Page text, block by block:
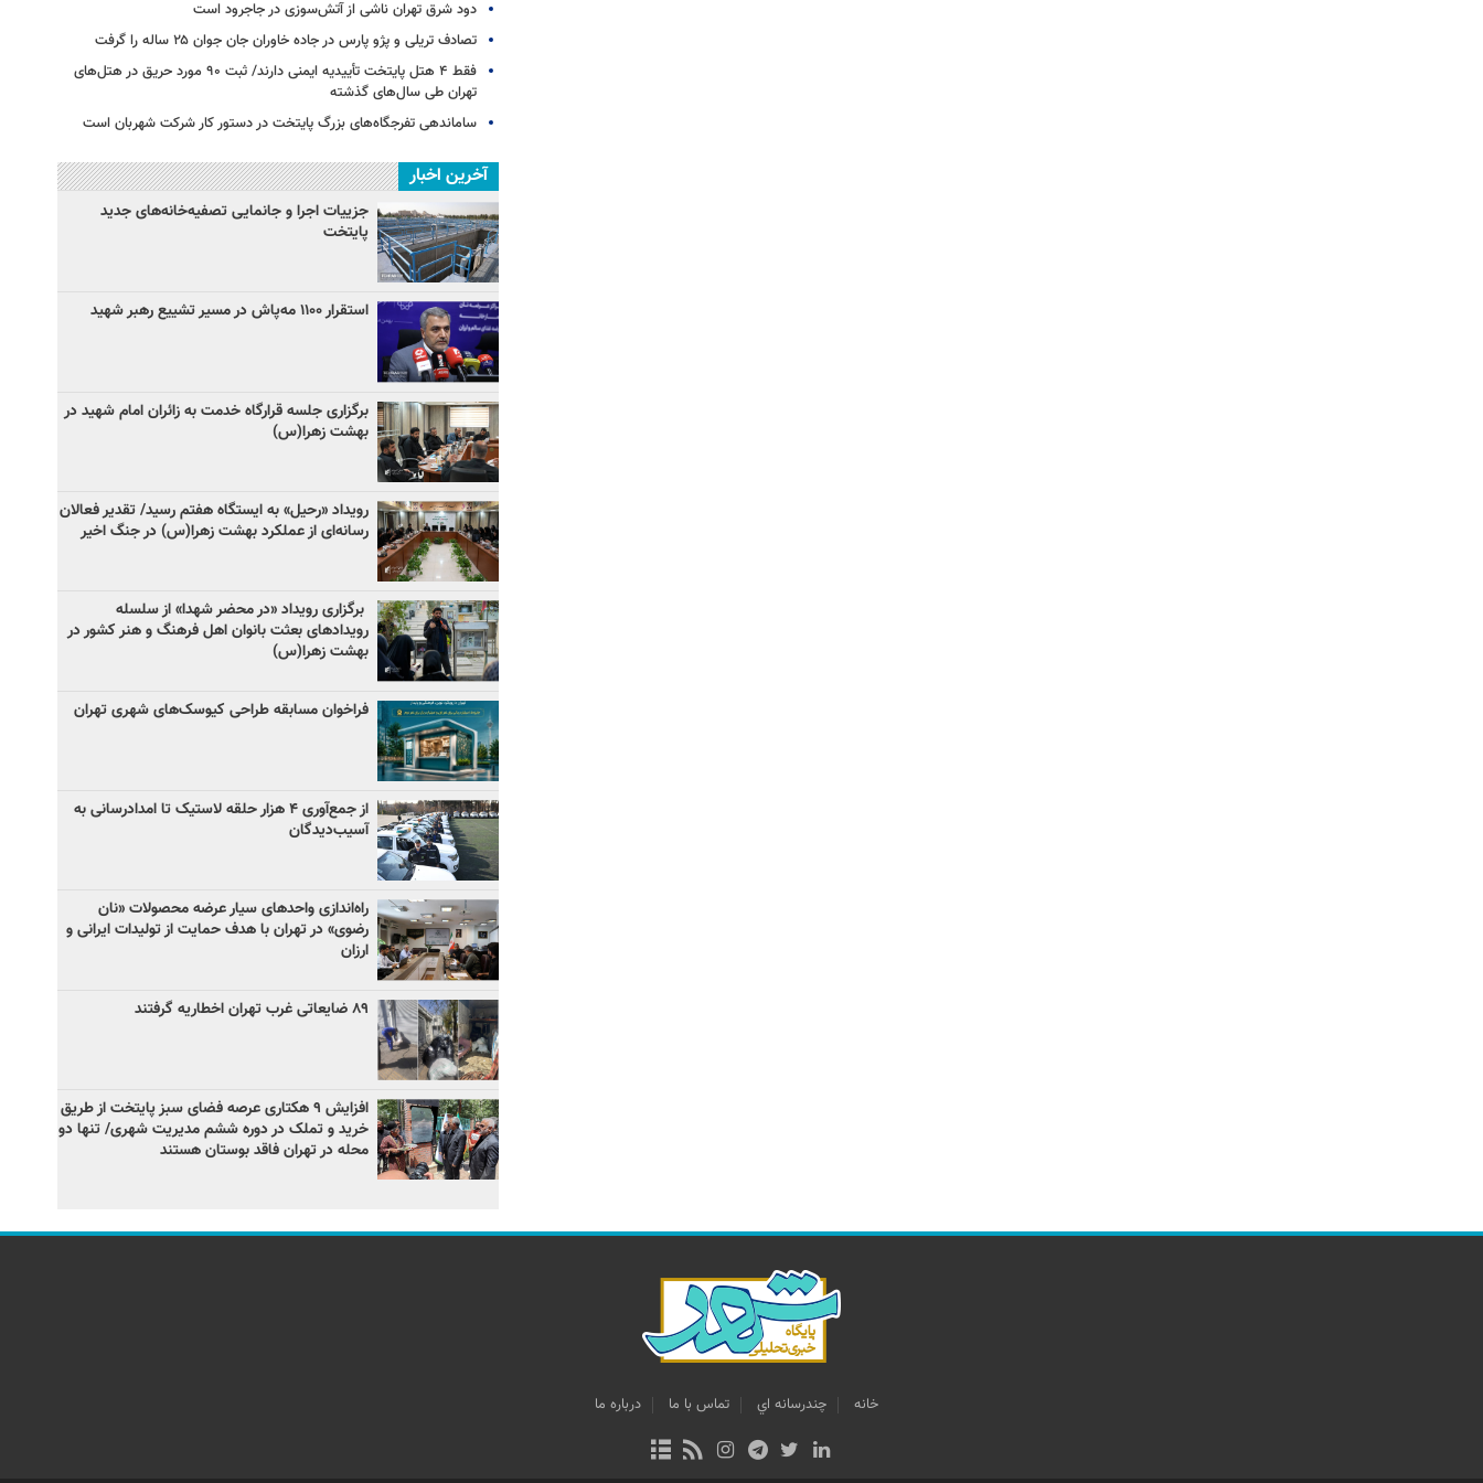
دود شرق تهران ناشی از آتش‌سوزی در جاجرود است
تصادف تریلی و پژو پارس در جاده خاوران جان جوان ۲۵ ساله را گرفت
فقط ۴ هتل پایتخت تأییدیه ایمنی دارند/ ثبت ۹۰ مورد حریق در هتل‌های
تهران طی سال‌های گذشته
ساماندهی تفرجگاه‌های بزرگ پایتخت در دستور کار شرکت شهربان است
آخرین اخبار
جزییات اجرا و جانمایی تصفیه‌خانه‌های جدید
پایتخت
استقرار ۱۱۰۰ مه‌پاش در مسیر تشییع رهبر شهید
برگزاری جلسه قرارگاه خدمت به زائران امام شهید در
بهشت زهرا(س)
رویداد «رحیل» به ایستگاه هفتم رسید/ تقدیر فعالان
رسانه‌ای از عملکرد بهشت زهرا(س) در جنگ اخیر
برگزاری رویداد «در محضر شهدا» از سلسله
رویدادهای بعثت بانوان اهل فرهنگ و هنر کشور در
بهشت زهرا(س)
فراخوان مسابقه طراحی کیوسک‌های شهری تهران
از جمع‌آوری ۴ هزار حلقه لاستیک تا امدادرسانی به
آسیب‌دیدگان
راه‌اندازی واحدهای سیار عرضه محصولات «نان
رضوی» در تهران با هدف حمایت از تولیدات ایرانی و
ارزان
۸۹ ضایعاتی غرب تهران اخطاریه گرفتند
افزایش ۹ هکتاری عرصه فضای سبز پایتخت از طریق
خرید و تملک در دوره ششم مدیریت شهری/ تنها دو
محله در تهران فاقد بوستان هستند
خانه چندرسانه اي تماس با ما درباره ما